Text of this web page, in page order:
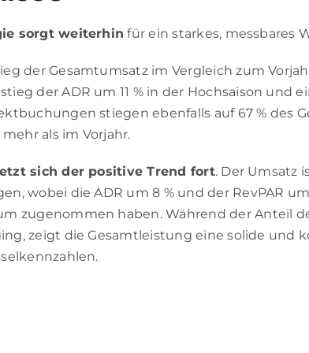
sorgt weiterhin für ein starkes, messbares
der Gesamtumsatz im Vergleich zum
der ADR um 11 % in der Hochsaison und
stiegen ebenfalls auf 67 % des
als im Vorjahr.
sich der positive Trend fort. Der Umsatz
wobei die ADR um 8 % und der RevPAR
zugenommen haben. Während der Anteil
zeigt die Gesamtleistung eine solide und